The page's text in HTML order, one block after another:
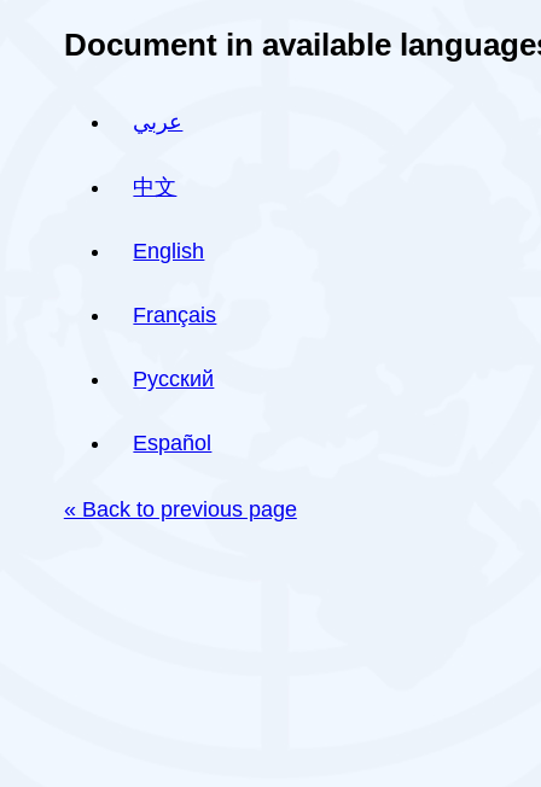
Document in available
عربي
中文
English
Français
Русский
Español
« Back to previous page